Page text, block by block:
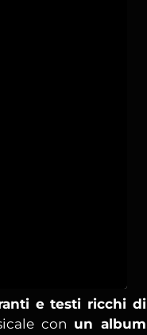
e testi ricchi di
con un album